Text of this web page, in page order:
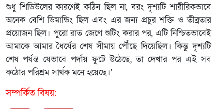
শুধু শিডিউলের কারণেই কঠিন ছিল না, বরং দৃশ্যটি শারীরিকভাবে
অনেক বেশি ডিমান্ডিং ছিল এবং এর জন্য প্রচুর শক্তি ও তীব্রতার
প্রয়োজন ছিল। পুরো রাত জেগে শুটিং করার পর, এটি নিশ্চিতভাবেই
আমাকে আমার ধৈর্যের শেষ সীমায় পৌঁছে দিয়েছিল। কিন্তু দৃশ্যটি
শেষ পর্যন্ত যেভাবে পর্দায় ফুটে উঠেছে, তা দেখার পর এই সব
কঠোর পরিশ্রম সার্থক মনে হয়েছে।’
সম্পর্কিত বিষয়: